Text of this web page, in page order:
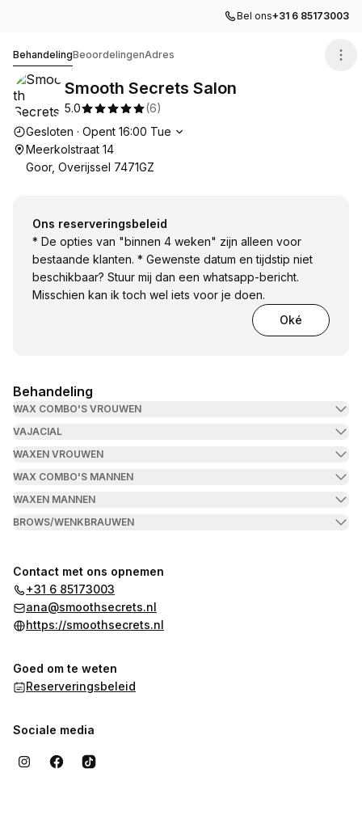
Bel ons+31 6 85173003
BehandelingBeoordelingenAdres
Smooth Secrets Salon
5.0 (6)
Openingstijden
Gesloten · Opent 16:00 Tue
Meerkolstraat 14
Goor, Overijssel 7471GZ
Ons reserveringsbeleid
* De opties van "binnen 4 weken" zijn alleen voor
bestaande klanten. * Gewenste datum en tijdstip niet
beschikbaar? Stuur mij dan een whatsapp-bericht.
Misschien kan ik toch wel iets voor je doen.
Oké
Behandeling
WAX COMBO'S VROUWEN
VAJACIAL
WAXEN VROUWEN
WAX COMBO'S MANNEN
WAXEN MANNEN
BROWS/WENKBRAUWEN
Contact met ons opnemen
+31 6 85173003
ana@smoothsecrets.nl
https://smoothsecrets.nl
Goed om te weten
Reserveringsbeleid
Sociale media